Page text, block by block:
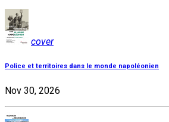
cover
Police et territoires dans le monde napoléonien
Nov 30, 2026